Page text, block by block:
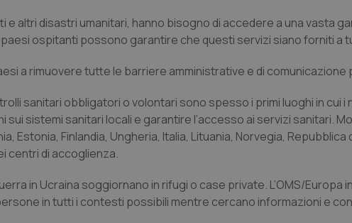
altri disastri umanitari, hanno bisogno di accedere a una vasta
paesi ospitanti possono garantire che questi servizi siano forniti a
a rimuovere tutte le barriere amministrative e di comunicazione
sanitari obbligatori o volontari sono spesso i primi luoghi in cui i
sistemi sanitari locali e garantire l’accesso ai servizi sanitari.
Estonia, Finlandia, Ungheria, Italia, Lituania, Norvegia, Repubblica
centri di accoglienza.
in Ucraina soggiornano in rifugi o case private. L’OMS/Europa
in tutti i contesti possibili mentre cercano informazioni e